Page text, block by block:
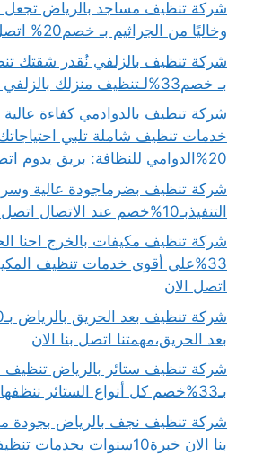
شركة تنظيف مساجد بالرياض
وخاليًا من الجراثيم بـ خصم20% اتصل بنا
شركة تنظيف بالزلفي نُقدر شقتك
بـ خصم33%لـتنظيف منزلك بالزلفي اتصل بنا الان
شركة تنظيف بالدوادمي كفاءة عالية
خدمات تنظيف شاملة تلبي
20%الدوامي للنظافة: بريق يدوم اتصل بنا الان
شركة تنظيف بضرماجودة عالية
التنفيذبـ10%خصم عند الاتصال اتصل بنا الان
شركة تنظيف مكيفات بالخرج احنا
اتصل الان
بعد الحريق،مهمتنا اتصل بنا الان
شركة تنظيف ستائر بالرياض تنظيف
بـ33%خصم كل أنواع الستائر ننظفها لك
بنا الان خبرة10سنوات بخدمات تنظيف النجف